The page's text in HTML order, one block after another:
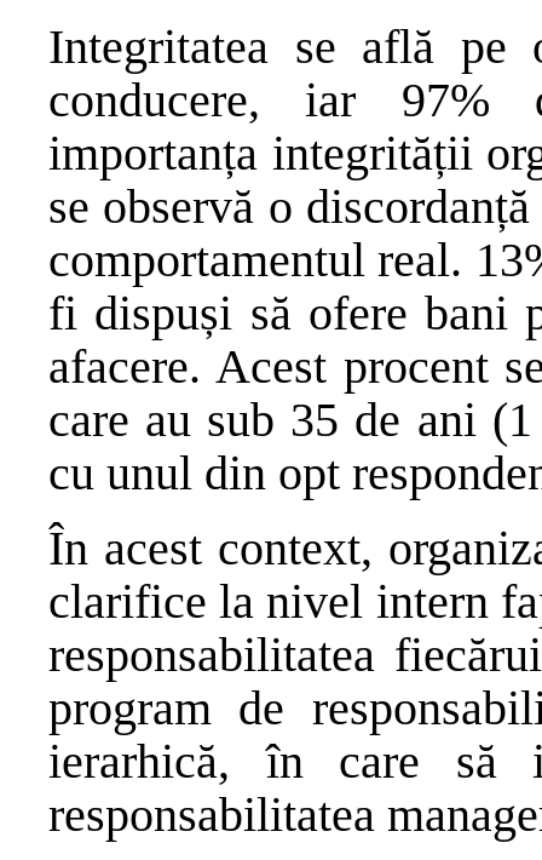
Integritatea se află
conducere, iar 97%
importanța integrității
se observă o
comportamentul real.
fi dispuși să ofere bani
afacere. Acest procent
care au sub 35 de ani
cu unul din opt
În acest context,
clarifice la nivel intern
responsabilitatea
program de
ierarhică, în care să
responsabilitatea